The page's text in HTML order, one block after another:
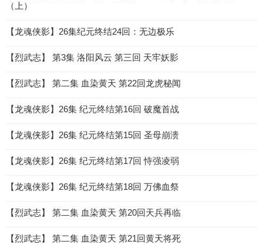
（上）
【龙魂侠影】26集纪元终结24回：无边极乐
【烈武志】 第3集 洛阳风云 第三回 天牢妖影
【烈武志】 第二集 血染黄天 第22回龙虎秘闻
【龙魂侠影】26集 纪元终结第16回 破魔首战
【龙魂侠影】26集 纪元终结第15回 圣母崩溃
【龙魂侠影】26集 纪元终结第17回 恃强凌弱
【龙魂侠影】26集 纪元终结第18回 万佛血祭
【烈武志】 第二集 血染黄天 第20回天兵再临
【烈武志】 第二集 血染黄天 第21回黄天将死